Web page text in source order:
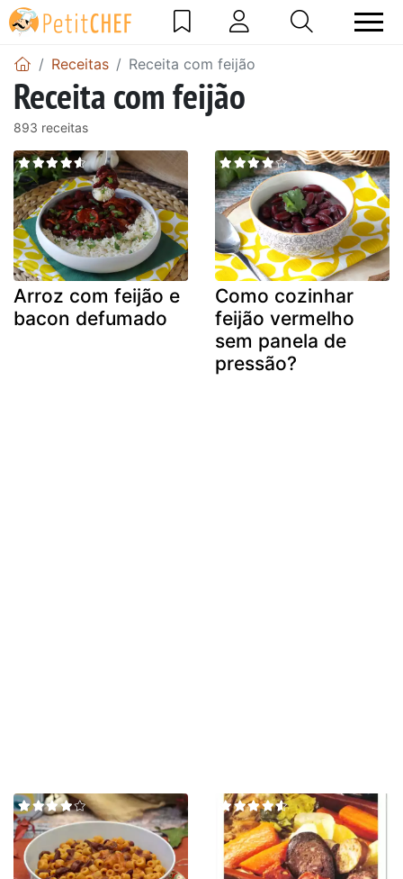
Receitas Receita com feijão
Receita com feijão
893 receitas
Arroz com feijão e
bacon defumado
Como cozinhar
feijão vermelho
sem panela de
pressão?